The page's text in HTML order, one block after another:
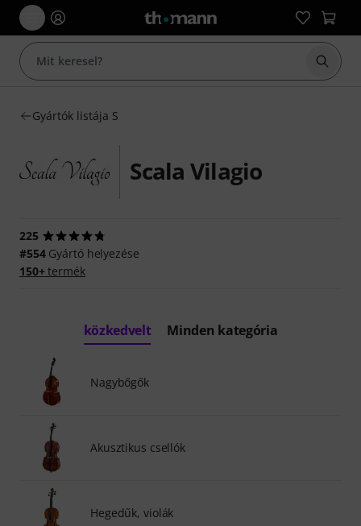
Gyártók listája S
Scala Vilagio
225
#554Gyártó helyezése
150+termék
közkedvelt Minden kategória
Nagybőgők
Akusztikus csellók
Hegedűk, violák